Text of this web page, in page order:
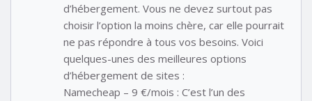
d’hébergement. Vous ne devez surtout pas
choisir l’option la moins chère, car elle pourrait
ne pas répondre à tous vos besoins. Voici
quelques-unes des meilleures options
d’hébergement de sites :
Namecheap – 9 €/mois : C’est l’un des